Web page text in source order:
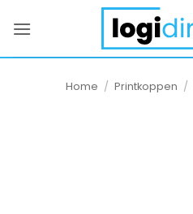
naar
Home / Printkoppen /